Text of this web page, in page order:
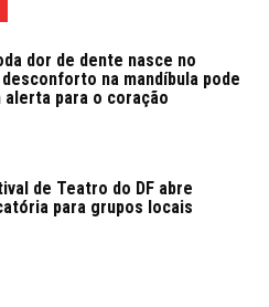
dor de dente nasce no
na mandíbula pode
alerta para o coração
de Teatro do DF abre
para grupos locais